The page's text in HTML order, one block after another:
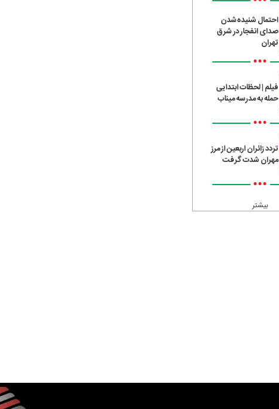
احتمال شنیده‌شدن
صدای انفجار در شرق
تهران
•••
فیلم | لحظات ابتدایی
حمله به مدرسه میناب
•••
تردد زائران اربعین از مرز
مهران شدت گرفت
•••
بیشتر